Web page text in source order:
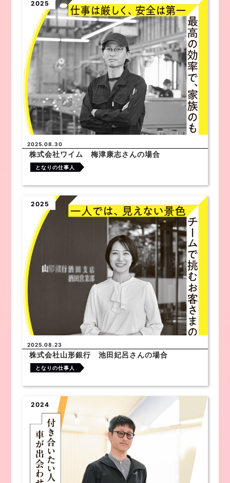
2025
2025.08.30
株式会社ワイム 梅津康志さんの場合
となりの仕事人
2025
2025.08.23
株式会社山形銀行 池田妃呂さんの場合
となりの仕事人
2024